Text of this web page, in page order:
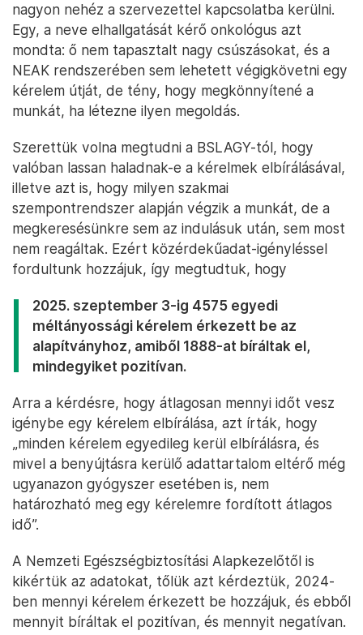
nagyon nehéz a szervezettel kapcsolatba kerülni.
Egy, a neve elhallgatását kérő onkológus azt
mondta: ő nem tapasztalt nagy csúszásokat, és a
NEAK rendszerében sem lehetett végigkövetni egy
kérelem útját, de tény, hogy megkönnyítené a
munkát, ha létezne ilyen megoldás.
Szerettük volna megtudni a BSLAGY-tól, hogy
valóban lassan haladnak-e a kérelmek elbírálásával,
illetve azt is, hogy milyen szakmai
szempontrendszer alapján végzik a munkát, de a
megkeresésünkre sem az indulásuk után, sem most
nem reagáltak. Ezért közérdekűadat-igényléssel
fordultunk hozzájuk, így megtudtuk, hogy
2025. szeptember 3-ig 4575 egyedi
méltányossági kérelem érkezett be az
alapítványhoz, amiből 1888-at bíráltak el,
mindegyiket pozitívan.
Arra a kérdésre, hogy átlagosan mennyi időt vesz
igénybe egy kérelem elbírálása, azt írták, hogy
„minden kérelem egyedileg kerül elbírálásra, és
mivel a benyújtásra kerülő adattartalom eltérő még
ugyanazon gyógyszer esetében is, nem
határozható meg egy kérelemre fordított átlagos
idő”.
A Nemzeti Egészségbiztosítási Alapkezelőtől is
kikértük az adatokat, tőlük azt kérdeztük, 2024-
ben mennyi kérelem érkezett be hozzájuk, és ebből
mennyit bíráltak el pozitívan, és mennyit negatívan.